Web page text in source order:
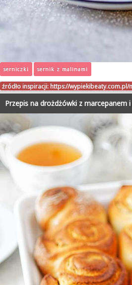
serniczki sernik z malinami
źródło inspiracji: https://wypiekibeaty.com.pl/
Przepis na drożdżówki z marcepanem